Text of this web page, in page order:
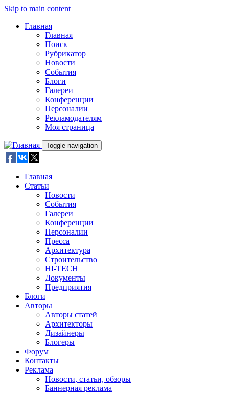
Skip to main content
Главная
Главная
Поиск
Рубрикатор
Новости
События
Блоги
Галереи
Конференции
Персоналии
Рекламодателям
Моя страница
Toggle navigation
Главная
Статьи
Новости
События
Галереи
Конференции
Персоналии
Пресса
Архитектура
Строительство
HI-TECH
Документы
Предприятия
Блоги
Авторы
Авторы статей
Архитекторы
Дизайнеры
Блогеры
Форум
Контакты
Реклама
Новости, статьи, обзоры
Баннерная реклама